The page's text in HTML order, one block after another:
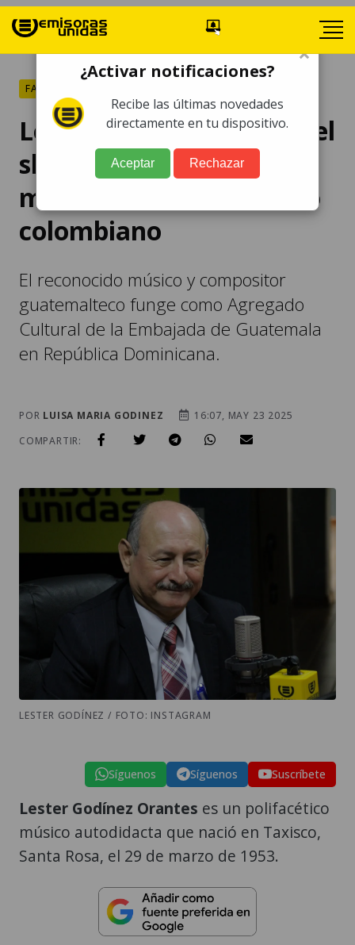
FARÁNDULA
Lester Godínez "se roba el
show" al fusionar la
marimba con el currulao
colombiano
El reconocido músico y compositor
guatemalteco funge como Agregado
Cultural de la Embajada de Guatemala
en República Dominicana.
POR LUISA MARIA GODINEZ
16:07, MAY 23 2025
COMPARTIR:
LESTER GODÍNEZ / FOTO: INSTAGRAM
Síguenos Síguenos Suscríbete
Lester Godínez Orantes es un polifacético
músico autodidacta que nació en Taxisco,
Santa Rosa, el 29 de marzo de 1953.
×
¿Activar notificaciones?
Recibe las últimas novedades
directamente en tu dispositivo.
Aceptar Rechazar